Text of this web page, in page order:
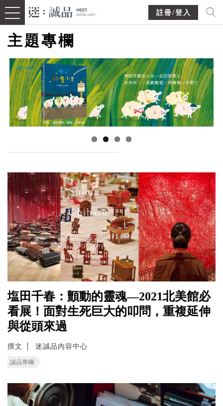
註冊/登入
主題專欄
塩田千春：顫動的靈魂—2021北美館必
看展！面對生死巨大的叩問，重複延伸
與從頭來過
撰文 迷誠品內容中心
誠品專欄